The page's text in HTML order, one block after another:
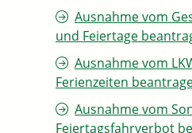
Ausnahme vom
und Feiertage
Ausnahme vom
Ferienzeiten
Ausnahme vom
Feiertagsfahrverbot